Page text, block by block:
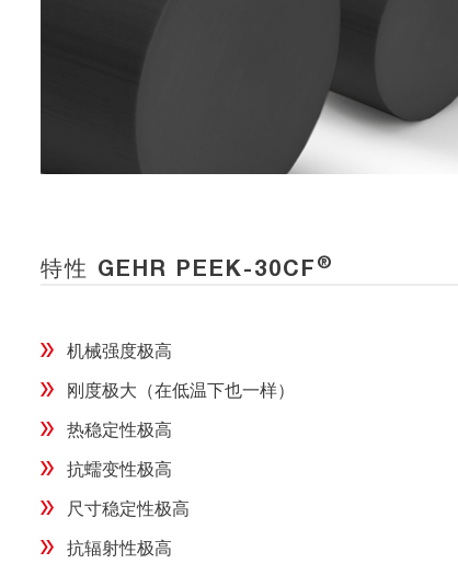
特性 GEHR PEEK-30CF ®
机械强度极高
刚度极大（在低温下也一样）
热稳定性极高
抗蠕变性极高
尺寸稳定性极高
抗辐射性极高